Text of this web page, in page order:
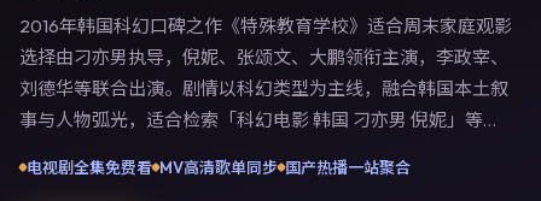
2016年韩国科幻口碑之作《特殊教育学校》适合周末家庭观影
选择由刁亦男执导，倪妮、张颂文、大鹏领衔主演，李政宰、
刘德华等联合出演。剧情以科幻类型为主线，融合韩国本土叙
事与人物弧光，适合检索「科幻电影 韩国 刁亦男 倪妮」等关
陆流媒体与电视端。影片在节奏、摄影与配乐上强调沉浸体
电视剧全集免费看 MV高清歌单同步 国产热播一站聚合